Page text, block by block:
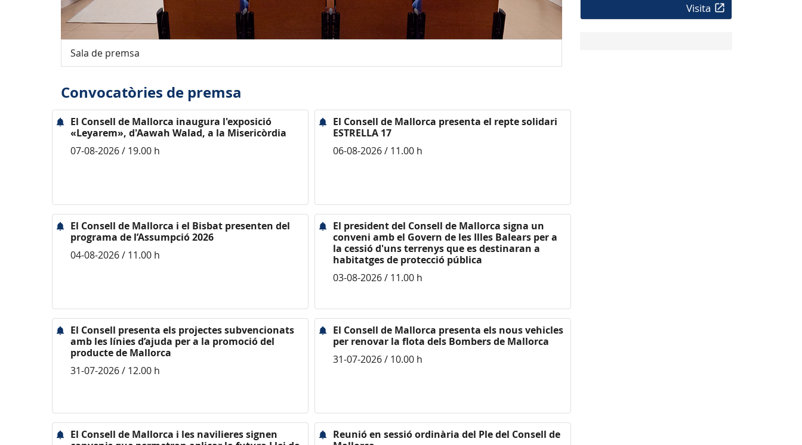
Sala de premsa
Convocatòries de premsa
El Consell de Mallorca inaugura l'exposició
«Leyarem», d'Aawah Walad, a la Misericòrdia
07-08-2026 / 19.00 h
El Consell de Mallorca presenta el repte solidari
ESTRELLA 17
06-08-2026 / 11.00 h
El Consell de Mallorca i el Bisbat presenten del
programa de l’Assumpció 2026
04-08-2026 / 11.00 h
El president del Consell de Mallorca signa un
conveni amb el Govern de les Illes Balears per a
la cessió d'uns terrenys que es destinaran a
habitatges de protecció pública
03-08-2026 / 11.00 h
El Consell presenta els projectes subvencionats
amb les línies d’ajuda per a la promoció del
producte de Mallorca
31-07-2026 / 12.00 h
El Consell de Mallorca presenta els nous vehicles
per renovar la flota dels Bombers de Mallorca
31-07-2026 / 10.00 h
El Consell de Mallorca i les navilieres signen
Reunió en sessió ordinària del Ple del Consell de
Visita